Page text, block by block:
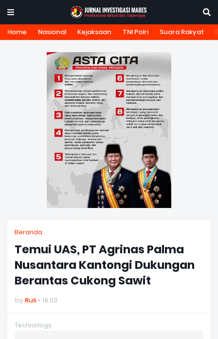
Home Nasional Kejaksaan TNI Polri Suara Rakyat
Beranda
Temui UAS, PT Agrinas Palma
Nusantara Kantongi Dukungan
Berantas Cukong Sawit
by Ruli 19.03
Technology